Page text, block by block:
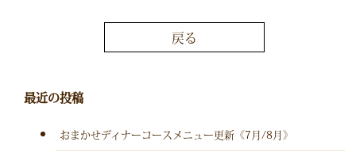
戻る
最近の投稿
おまかせディナーコースメニュー更新《7月/8月》